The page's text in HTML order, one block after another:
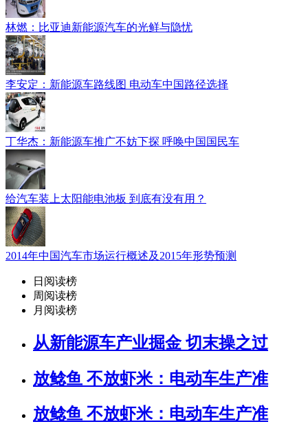
林燃：比亚迪新能源汽车的光鲜与隐忧
李安定：新能源车路线图 电动车中国路径选择
丁华杰：新能源车推广不妨下探 呼唤中国国民车
给汽车装上太阳能电池板 到底有没有用？
2014年中国汽车市场运行概述及2015年形势预测
日阅读榜
周阅读榜
月阅读榜
从新能源车产业掘金 切末操之过
放鲶鱼 不放虾米：电动车生产准
放鲶鱼 不放虾米：电动车生产准